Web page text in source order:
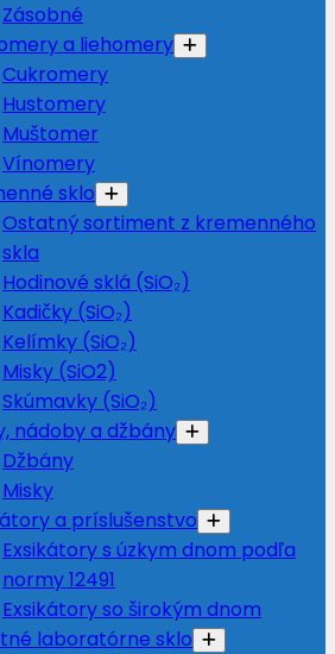
Zásobné
a liehomery
Cukromery
Hustomery
Muštomer
Vínomery
sklo
Ostatný sortiment z kremenného
skla
Hodinové sklá (SiO₂)
Kadičky (SiO₂)
Kelímky (SiO₂)
Misky (SiO2)
Skúmavky (SiO₂)
nádoby a džbány
Džbány
Misky
a príslušenstvo
Exsikátory s úzkym dnom podľa
normy 12491
Exsikátory so širokým dnom
laboratórne sklo